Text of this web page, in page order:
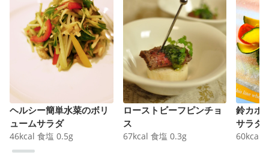
ヘルシー簡単水菜のボリ
ュームサラダ
46kcal 食塩 0.5g
ローストビーフピンチョ
ス
67kcal 食塩 0.3g
鈴カボ
サラダ
60kcal